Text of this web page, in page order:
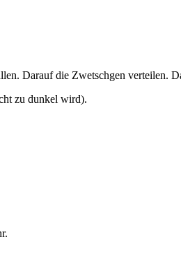
Darauf die Zwetschgen verteilen.
zu dunkel wird).